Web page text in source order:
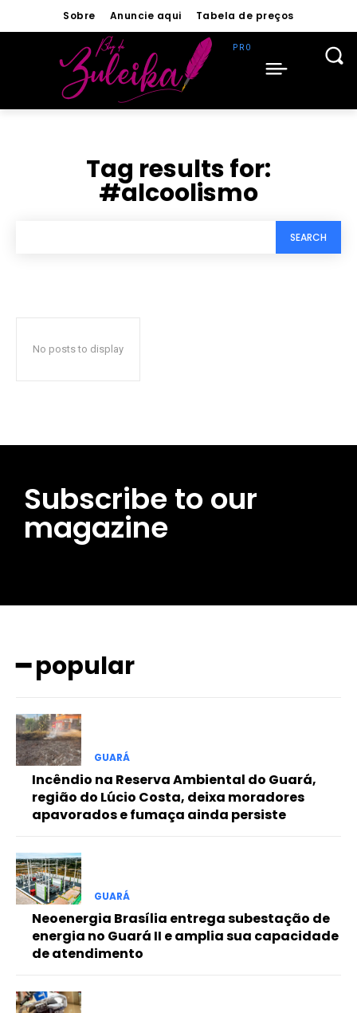
━ pricing plans
Free
Included for free:
Etiam est nibh, lobortis sit
Ut mollis pellentesque tortor
Nullam eu erat condimentum
Donec quis est ac felis
Orci varius natoque dolor
Pro
Sobre Anuncie aqui Tabela de preços
Tag results for:
#alcoolismo
SEARCH
No posts to display
Subscribe to our
magazine
━ popular
GUARÁ
Incêndio na Reserva Ambiental do Guará,
região do Lúcio Costa, deixa moradores
apavorados e fumaça ainda persiste
GUARÁ
Neoenergia Brasília entrega subestação de
energia no Guará II e amplia sua capacidade
de atendimento